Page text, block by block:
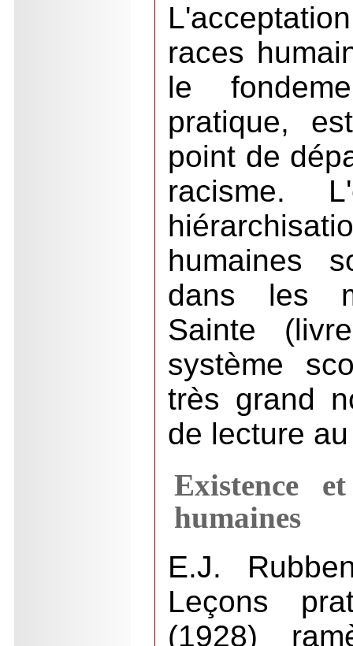
races
le
pratique,
point de
racisme.
humaines
dans les
Sainte
système
très grand
de lecture
Existence
humaines
E.J.
Leçons
(1928)